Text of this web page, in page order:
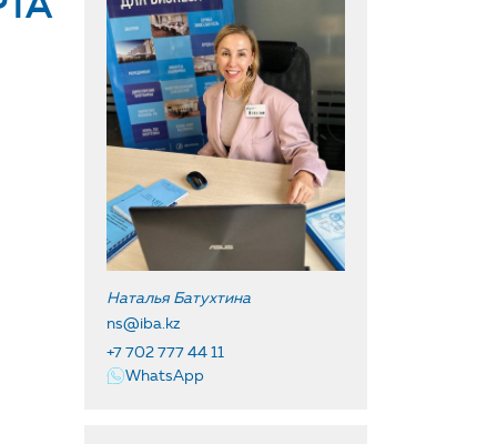
Наталья Батухтина
ns@iba.kz
+7 702 777 44 11
WhatsApp